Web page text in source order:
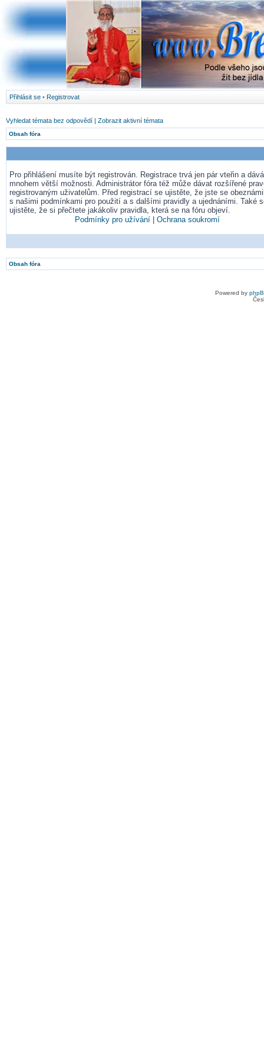
Přihlásit se • Registrovat
Vyhledat témata bez odpovědí | Zobrazit aktivní témata
Obsah fóra
Pro přihlášení musíte být registrován. Registrace trvá jen pár vteřin a
mnohem větší možnosti. Administrátor fóra též může dávat rozšířené
registrovaným uživatelům. Před registrací se ujistěte, že jste se
s našimi podmínkami pro použití a s dalšími pravidly a ujednáními. Také
ujistěte, že si přečtete jakákoliv pravidla, která se na fóru objeví.
Podmínky pro užívání
Ochrana soukromí
Obsah fóra
Powered by